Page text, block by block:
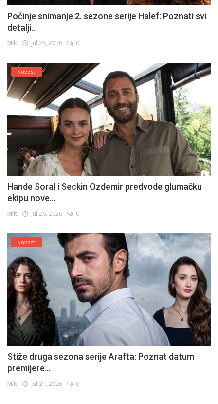
Počinje snimanje 2. sezone serije Halef: Poznati svi
detalji...
Milt Jul 28, 2026 0
Novosti
Hande Soral i Seckin Ozdemir predvode glumačku
ekipu nove...
Milt Jul 26, 2026 0
Novosti
Stiže druga sezona serije Arafta: Poznat datum
premijere...
Milt Jul 21, 2026 0